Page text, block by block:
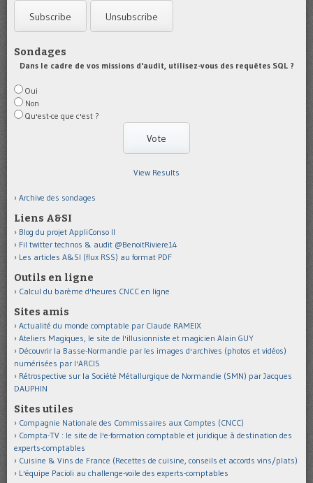
Sondages
Dans le cadre de vos missions d'audit, utilisez-vous des requêtes SQL ?
Oui
Non
Qu'est-ce que c'est ?
View Results
Archive des sondages
Liens A&SI
Blog du projet AppliConso II
Fil twitter technos & audit @BenoitRiviere14
Les articles A&SI (flux RSS) au format PDF
Outils en ligne
Calcul du barème d'heures CNCC en ligne
Sites amis
Actualité du monde comptable par Claude RAMEIX
Ateliers Magiques, le site de l'illusionniste et magicien Alain GUY
Découvrir la Basse-Normandie par les images d'archives (photos et vidéos)
numérisées par l'ARCIS
Rétrospective sur la Société Métallurgique de Normandie (SMN) par Jacques
DAUPHIN
Sites utiles
Compagnie Nationale des Commissaires aux Comptes (CNCC)
Compta-TV : le site de l'e-formation comptable et juridique à destination des
experts-comptables
Cuisine & Vins de France (Recettes de cuisine, conseils et accords vins/plats)
L'équipe Pacioli au challenge-voile des experts-comptables